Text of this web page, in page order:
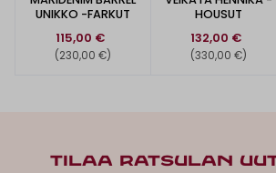
UNIKKO -FARKUT
115,00 €
(230,00 €)
HOUSUT
132,00 €
(330,00 €)
TILAA RATSULAN